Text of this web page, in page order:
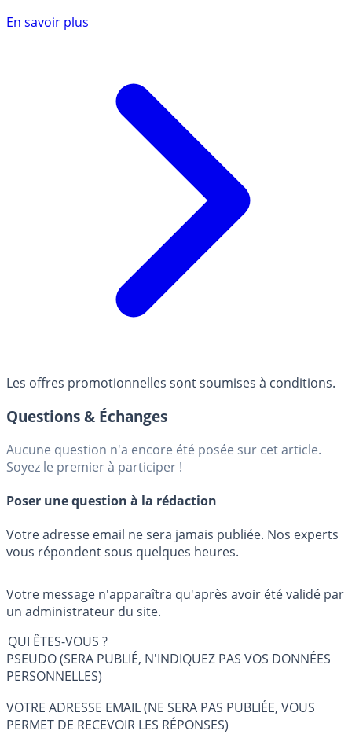
En savoir plus
Les offres promotionnelles sont soumises à conditions.
Questions & Échanges
Aucune question n'a encore été posée sur cet article.
Soyez le premier à participer !
Poser une question à la rédaction
Votre adresse email ne sera jamais publiée. Nos experts
vous répondent sous quelques heures.
Votre message n'apparaîtra qu'après avoir été validé par
un administrateur du site.
QUI ÊTES-VOUS ?
PSEUDO (SERA PUBLIÉ, N'INDIQUEZ PAS VOS DONNÉES
PERSONNELLES)
VOTRE ADRESSE EMAIL (NE SERA PAS PUBLIÉE, VOUS
PERMET DE RECEVOIR LES RÉPONSES)